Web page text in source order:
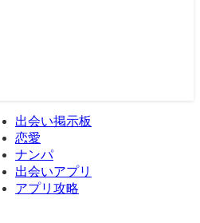
出会い掲示板
恋愛
ナンパ
出会いアプリ
アプリ攻略